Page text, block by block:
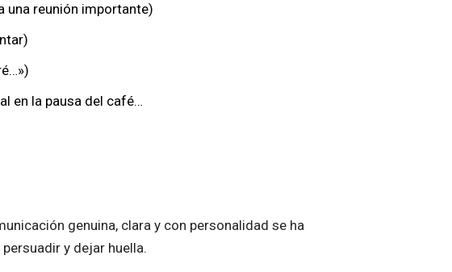
una reunión importante)
en la pausa del café…
genuina, clara y con personalidad se ha
y dejar huella.